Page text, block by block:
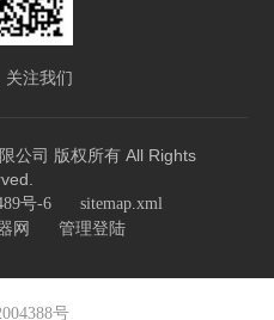
关注我们
公司 版权所有 All Rights
号-6 sitemap.xml
网 管理登陆
号